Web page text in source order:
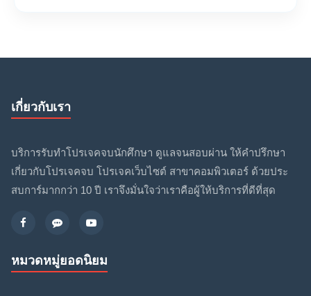
เกี่ยวกับเรา
บริการรับทำโปรเจคจบนักศึกษา ดูแลจนสอบผ่าน ให้คำปรึกษา
เกี่ยวกับโปรเจคจบ โปรเจคเว็บไซต์ สาขาคอมพิวเตอร์ ด้วยประ
สบการ์มากกว่า 10 ปี เราจึงมั่นใจว่าเราคือผู้ให้บริการที่ดีที่สุด
หมวดหมู่ยอดนิยม